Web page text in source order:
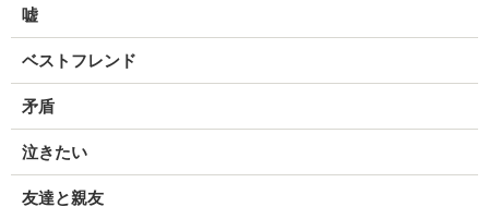
嘘
ベストフレンド
矛盾
泣きたい
友達と親友